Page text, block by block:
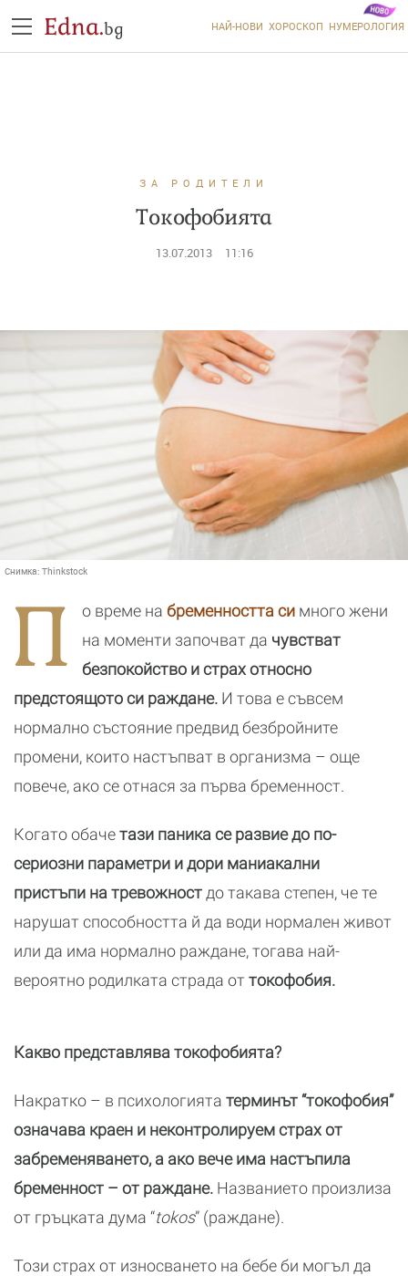
Edna.bg НАЙ-НОВИ ХОРОСКОП НУМЕРОЛОГИЯ
ЗА РОДИТЕЛИ
Токофобията
13.07.2013 11:16
Снимка: Thinkstock
П о време на бременността си много жени
на моменти започват да чувстват
безпокойство и страх относно
предстоящото си раждане. И това е съвсем
нормално състояние предвид безбройните
промени, които настъпват в организма – още
повече, ако се отнася за първа бременност.
Когато обачетази паника се развие до по-
сериозни параметри и дори маниакални
пристъпи на тревожност до такава степен, че те
нарушат способността й да води нормален живот
или да има нормално раждане, тогава най-
вероятно родилката страда от токофобия.
Какво представлява токофобията?
Накратко – в психологията терминът “токофобия”
означава краен и неконтролируем страх от
забременяването, а ако вече има настъпила
бременност – от раждане. Названието произлиза
от гръцката дума “tokos” (раждане).
Този страх от износването на бебе би могъл да